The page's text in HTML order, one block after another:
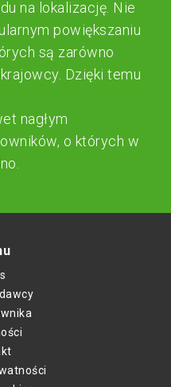
na lokalizację. Nie
powiększaniu
są zarówno
Dzięki temu
nagłym
o których w